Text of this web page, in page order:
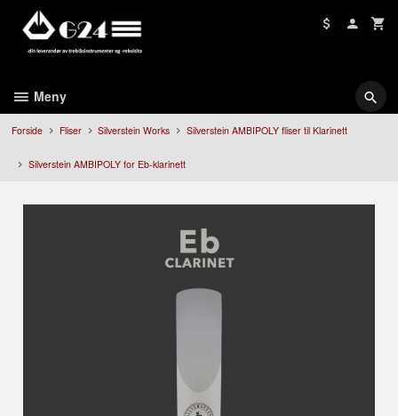
innholdet
Meny
Forside Fliser Silverstein Works Silverstein AMBIPOLY fliser til Klarinett
Silverstein AMBIPOLY for Eb-klarinett